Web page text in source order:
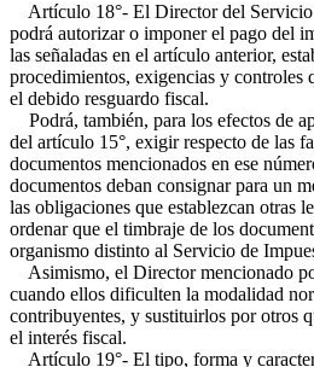
Artículo 18°- El Director del Servicio
podrá autorizar o imponer el pago del
las señaladas en el artículo anterior,
procedimientos, exigencias y controles
el debido resguardo fiscal.
Podrá, también, para los efectos de
del artículo 15°, exigir respecto de las
documentos mencionados en ese
documentos deban consignar para un
las obligaciones que establezcan otras
ordenar que el timbraje de los
organismo distinto al Servicio de
Asimismo, el Director mencionado
cuando ellos dificulten la modalidad
contribuyentes, y sustituirlos por otros
el interés fiscal.
Artículo 19°- El tipo, forma y